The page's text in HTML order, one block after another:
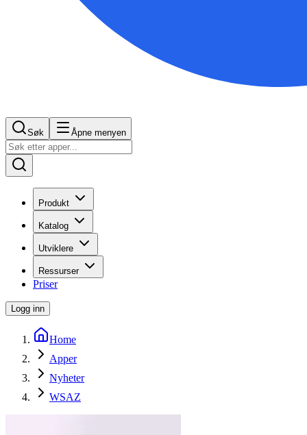
Søk Åpne menyen
Produkt
Katalog
Utviklere
Ressurser
Priser
Logg inn
Home
Apper
Nyheter
WSAZ